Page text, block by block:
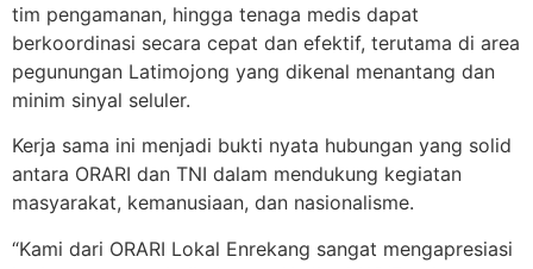
tim pengamanan, hingga tenaga medis dapat
berkoordinasi secara cepat dan efektif, terutama di area
pegunungan Latimojong yang dikenal menantang dan
minim sinyal seluler.
Kerja sama ini menjadi bukti nyata hubungan yang solid
antara ORARI dan TNI dalam mendukung kegiatan
masyarakat, kemanusiaan, dan nasionalisme.
“Kami dari ORARI Lokal Enrekang sangat mengapresiasi